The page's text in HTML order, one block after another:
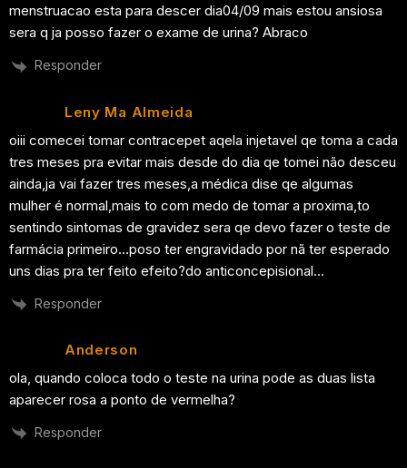
menstruacao esta para descer dia04/09 mais estou ansiosa
sera q ja posso fazer o exame de urina? Abraco
Responder
Leny Ma Almeida
oiii comecei tomar contracepet aqela injetavel qe toma a cada
tres meses pra evitar mais desde do dia qe tomei não desceu
ainda,ja vai fazer tres meses,a médica dise qe algumas
mulher é normal,mais to com medo de tomar a proxima,to
sentindo sintomas de gravidez sera qe devo fazer o teste de
farmácia primeiro…poso ter engravidado por nã ter esperado
uns dias pra ter feito efeito?do anticoncepisional…
Responder
Anderson
ola, quando coloca todo o teste na urina pode as duas lista
aparecer rosa a ponto de vermelha?
Responder